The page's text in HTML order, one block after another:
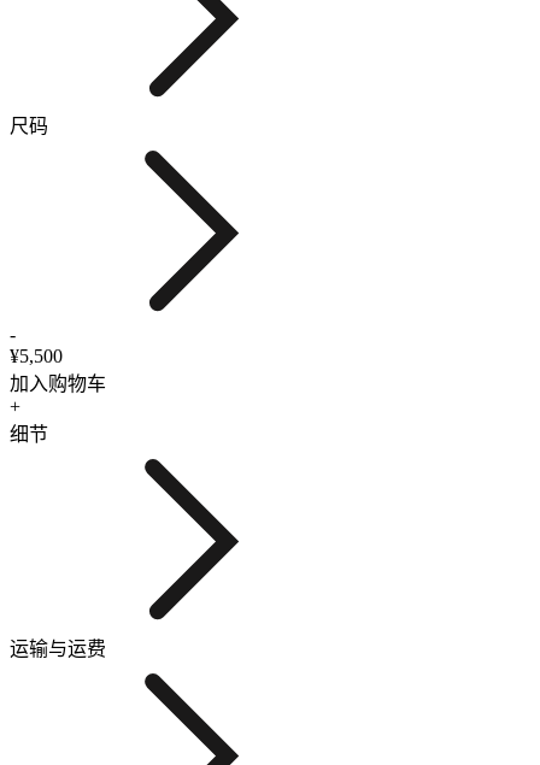
尺码
-
¥5,500
加入购物车
+
细节
运输与运费